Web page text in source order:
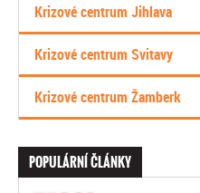
Krizové centrum Jihlava
Krizové centrum Svitavy
Krizové centrum Žamberk
POPULÁRNÍ ČLÁNKY